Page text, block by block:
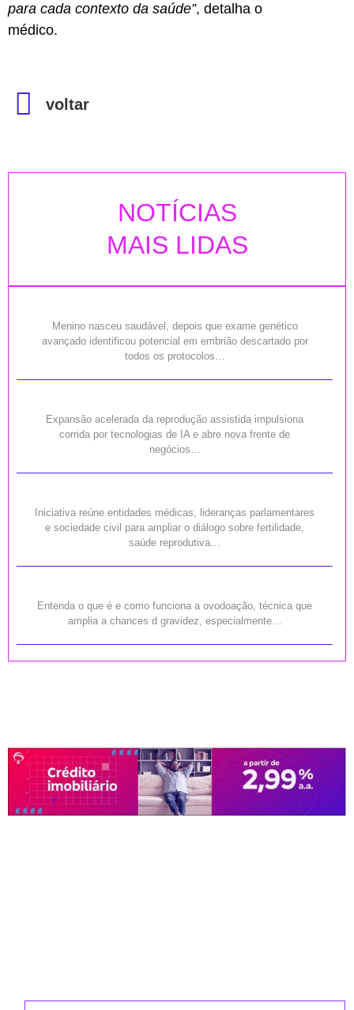
para cada contexto da saúde”, detalha o
médico.
voltar
NOTÍCIAS
MAIS LIDAS
Menino nasceu saudável, depois que exame genético
avançado identificou potencial em embrião descartado por
todos os protocolos…
Expansão acelerada da reprodução assistida impulsiona
corrida por tecnologias de IA e abre nova frente de
negócios…
Iniciativa reúne entidades médicas, lideranças parlamentares
e sociedade civil para ampliar o diálogo sobre fertilidade,
saúde reprodutiva…
Entenda o que é e como funciona a ovodoação, técnica que
amplia a chances d gravidez, especialmente…